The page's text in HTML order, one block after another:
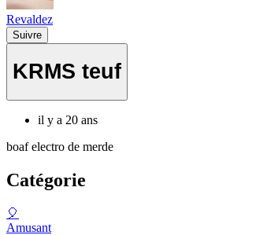
Revaldez
Suivre
KRMS teuf
il y a 20 ans
boaf electro de merde
Catégorie
🎈
Amusant